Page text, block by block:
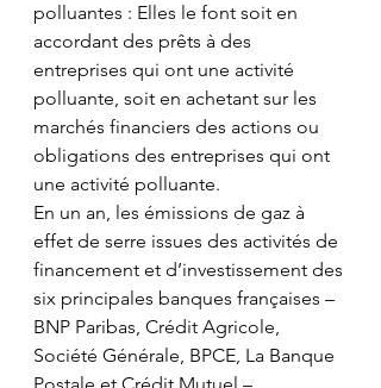
polluantes : Elles le font soit en
accordant des prêts à des
entreprises qui ont une activité
polluante, soit en achetant sur les
marchés financiers des actions ou
obligations des entreprises qui ont
une activité polluante.
En un an, les émissions de gaz à
effet de serre issues des activités de
financement et d’investissement des
six principales banques françaises –
BNP Paribas, Crédit Agricole,
Société Générale, BPCE, La Banque